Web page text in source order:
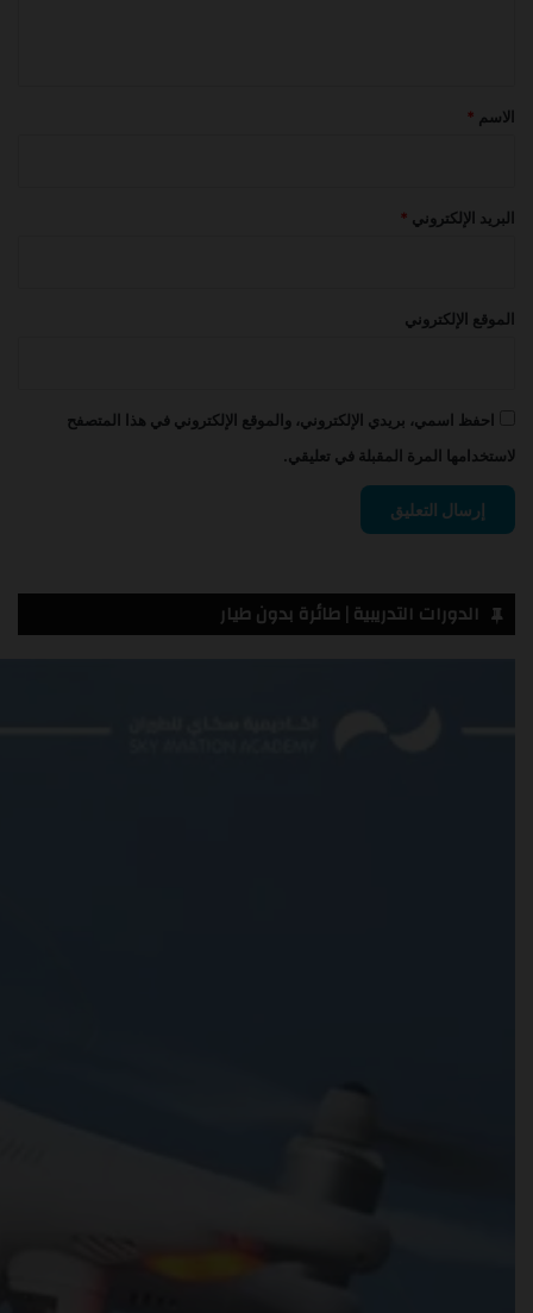
*الاسم *
البريد الإلكتروني *
الموقع الإلكتروني
احفظ اسمي، بريدي الإلكتروني، والموقع الإلكتروني في هذا المتصفح
لاستخدامها المرة المقبلة في تعليقي.
الدورات التدريبية | طائرة بدون طيار